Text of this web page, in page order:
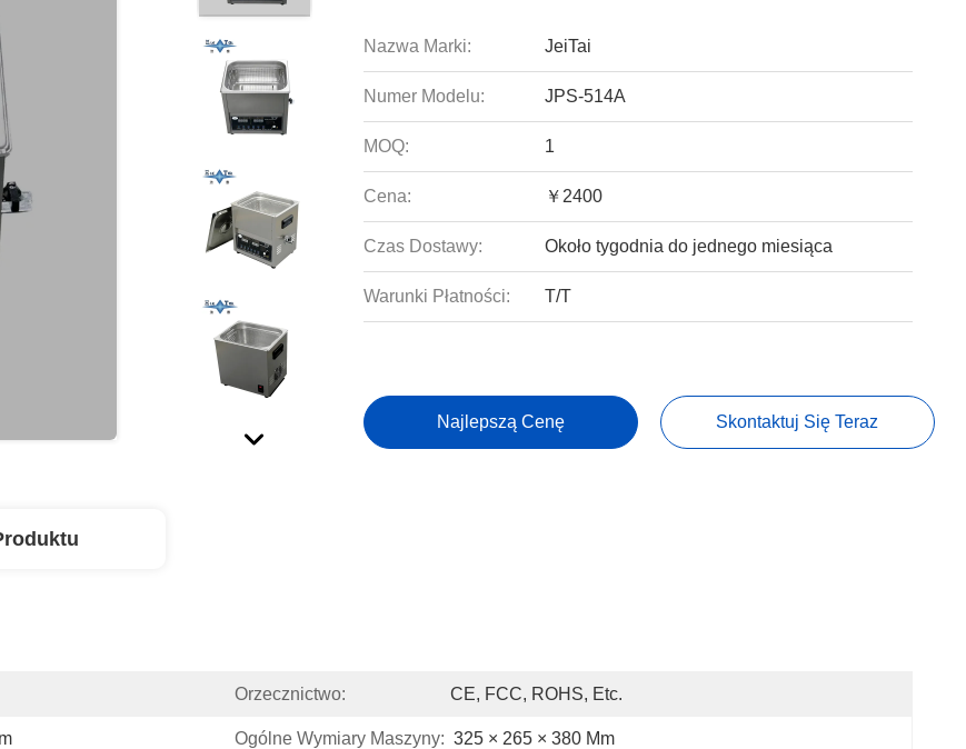
Nazwa Marki: JeiTai
Numer Modelu: JPS-514A
MOQ: 1
Cena: ￥2400
Czas Dostawy: Około tygodnia do jednego miesiąca
Warunki Płatności: T/T
Najlepszą Cenę Skontaktuj Się Teraz
Orzecznictwo: CE, FCC, ROHS, Etc.
Ogólne Wymiary Maszyny: 325 × 265 × 380 Mm